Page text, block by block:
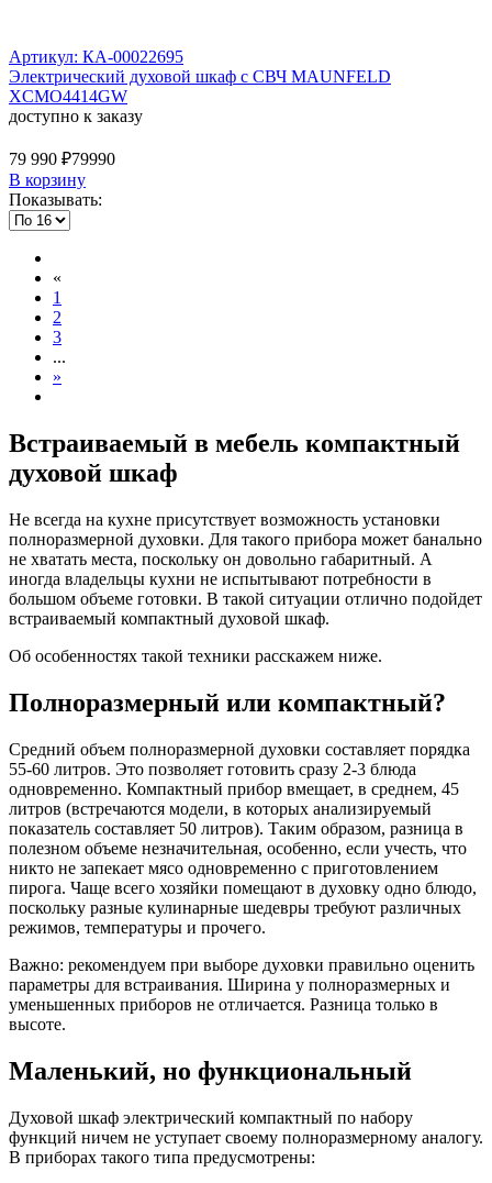
Артикул: КА-00022695
Электрический духовой шкаф с СВЧ MAUNFELD
XCMO4414GW
доступно к заказу
79 990 ₽79990
В корзину
Показывать:
«
1
2
3
...
»
Встраиваемый в мебель компактный
духовой шкаф
Не всегда на кухне присутствует возможность установки
полноразмерной духовки. Для такого прибора может банально
не хватать места, поскольку он довольно габаритный. А
иногда владельцы кухни не испытывают потребности в
большом объеме готовки. В такой ситуации отлично подойдет
встраиваемый компактный духовой шкаф.
Об особенностях такой техники расскажем ниже.
Полноразмерный или компактный?
Средний объем полноразмерной духовки составляет порядка
55-60 литров. Это позволяет готовить сразу 2-3 блюда
одновременно. Компактный прибор вмещает, в среднем, 45
литров (встречаются модели, в которых анализируемый
показатель составляет 50 литров). Таким образом, разница в
полезном объеме незначительная, особенно, если учесть, что
никто не запекает мясо одновременно с приготовлением
пирога. Чаще всего хозяйки помещают в духовку одно блюдо,
поскольку разные кулинарные шедевры требуют различных
режимов, температуры и прочего.
Важно: рекомендуем при выборе духовки правильно оценить
параметры для встраивания. Ширина у полноразмерных и
уменьшенных приборов не отличается. Разница только в
высоте.
Маленький, но функциональный
Духовой шкаф электрический компактный по набору
функций ничем не уступает своему полноразмерному аналогу.
В приборах такого типа предусмотрены: